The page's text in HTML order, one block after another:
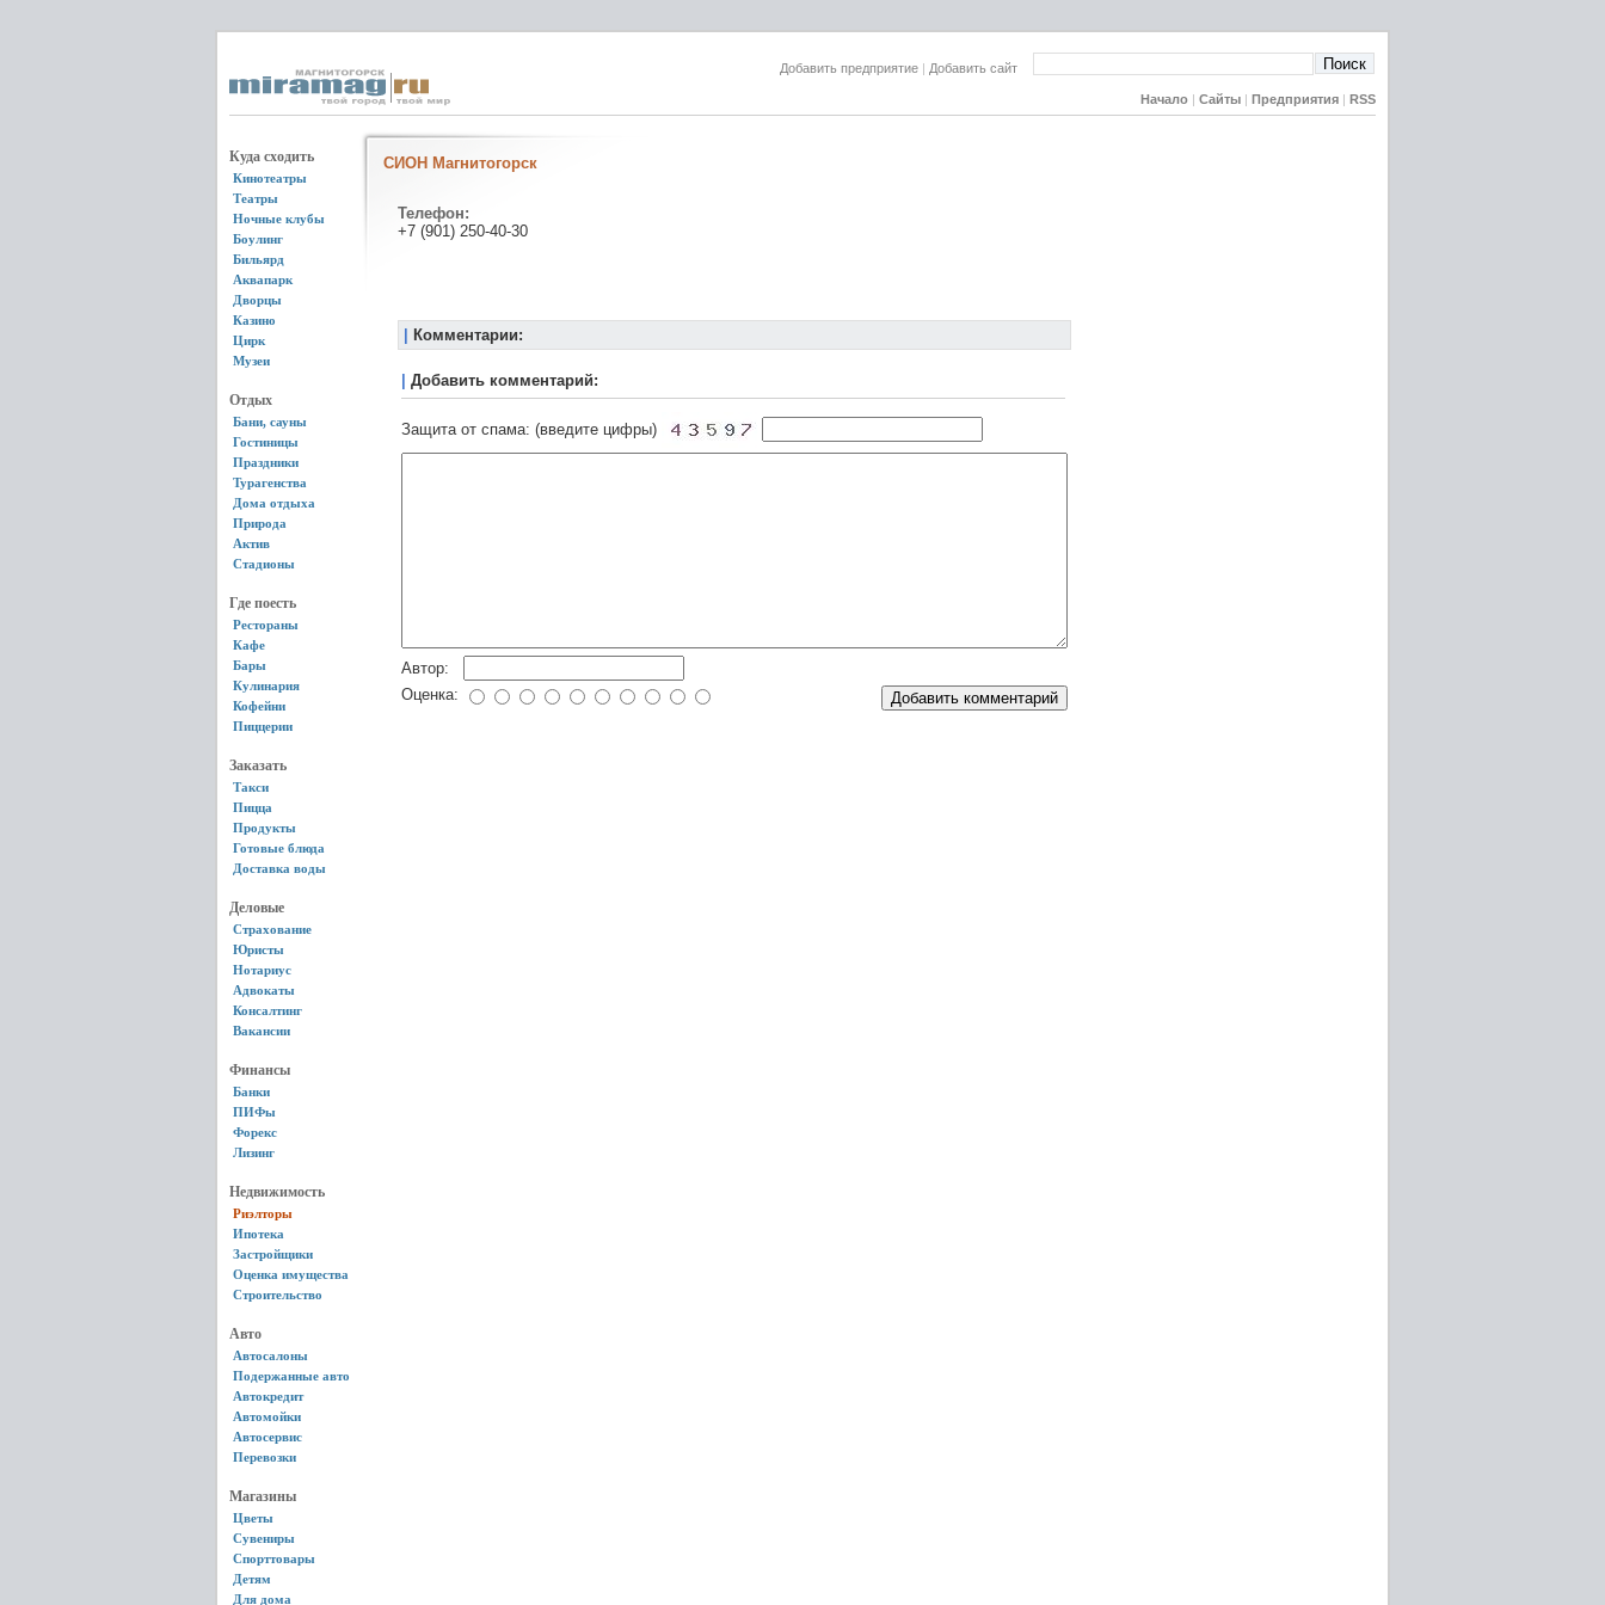
Добавить предприятие | Добавить сайт
Начало Сайты Предприятия RSS
Куда сходить
Кинотеатры
Театры
Ночные клубы
Боулинг
Бильярд
Аквапарк
Дворцы
Казино
Цирк
Музеи
Отдых
Бани, сауны
Гостиницы
Праздники
Турагенства
Дома отдыха
Природа
Актив
Стадионы
Где поесть
Рестораны
Кафе
Бары
Кулинария
Кофейни
Пиццерии
Заказать
Такси
Пицца
Продукты
Готовые блюда
Доставка воды
Деловые
Страхование
Юристы
Нотариус
Адвокаты
Консалтинг
Вакансии
Финансы
Банки
ПИФы
Форекс
Лизинг
Недвижимость
Риэлторы
Ипотека
Застройщики
Оценка имущества
Строительство
Авто
Автосалоны
Подержанные авто
Автокредит
Автомойки
Автосервис
Перевозки
Магазины
Цветы
Сувениры
Спорттовары
Детям
Для дома
СИОН Магнитогорск
Телефон:
+7 (901) 250-40-30
Комментарии:
Добавить комментарий:
Защита от спама: (введите цифры)
Автор:
Оценка: